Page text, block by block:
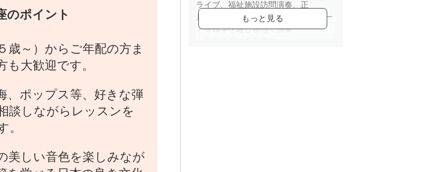
のポイント
歳～）からご年配の方ま
も大歓迎です。
、ポップス等、好きな弾
談しながらレッスンを
。
美しい音色を楽しみなが
ライブ、福祉施設訪問演奏、正
月・花見・月見・紅葉の野外コンサー
ト等四季を通じ各地で演奏